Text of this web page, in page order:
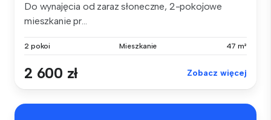
Do wynajęcia od zaraz słoneczne, 2-pokojowe
mieszkanie pr...
2 pokoi Mieszkanie 47 m²
2 600 zł Zobacz więcej